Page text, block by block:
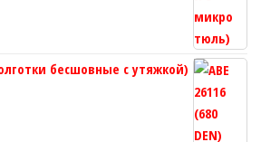
бесшовные с утяжкой)